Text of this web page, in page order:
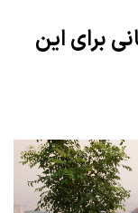
تومانی برای این